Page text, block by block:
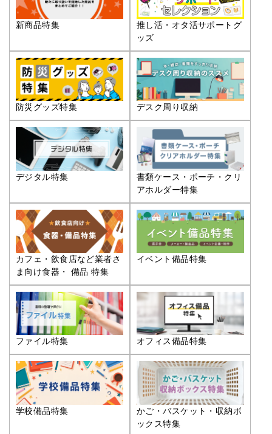
新商品特集
推し活・オタ活サポートグ
ッズ
防災グッズ特集 デスク周り収納
デジタル特集
書類ケース・ポーチ・クリ
アホルダー特集
カフェ・飲食店など業者さ
ま向け食器・ 備品 特集
イベント備品特集
ファイル特集 オフィス備品特集
学校備品特集
かご・バスケット・収納ボ
ックス特集